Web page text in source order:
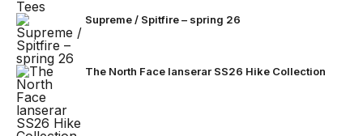
Supreme / Spitfire – spring 26
The North Face lanserar SS26 Hike Collection